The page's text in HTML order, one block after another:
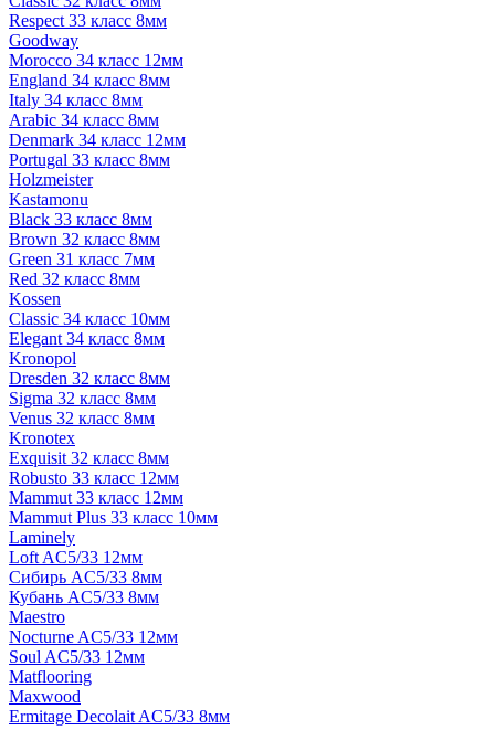
Respect 33 класс 8мм
Goodway
Morocco 34 класс 12мм
England 34 класс 8мм
Italy 34 класс 8мм
Arabic 34 класс 8мм
Denmark 34 класс 12мм
Portugal 33 класс 8мм
Holzmeister
Kastamonu
Black 33 класс 8мм
Brown 32 класс 8мм
Green 31 класс 7мм
Red 32 класс 8мм
Kossen
Classic 34 класс 10мм
Elegant 34 класс 8мм
Kronopol
Dresden 32 класс 8мм
Sigma 32 класс 8мм
Venus 32 класс 8мм
Kronotex
Exquisit 32 класс 8мм
Robusto 33 класс 12мм
Mammut 33 класс 12мм
Mammut Plus 33 класс 10мм
Laminely
Loft AC5/33 12мм
Сибирь AC5/33 8мм
Кубань AC5/33 8мм
Maestro
Nocturne AC5/33 12мм
Soul AC5/33 12мм
Matflooring
Maxwood
Ermitage Decolait AC5/33 8мм